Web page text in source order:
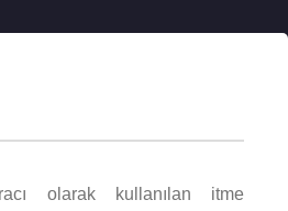
olarak kullanılan itme